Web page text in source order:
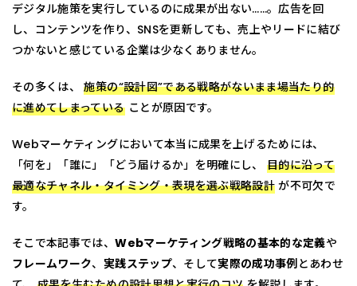
デジタル施策を実行しているのに成果が出ない……。広告を回
し、コンテンツを作り、SNSを更新しても、売上やリードに結び
つかないと感じている企業は少なくありません。
その多くは、施策の“設計図”である戦略がないまま場当たり的
に進めてしまっていることが原因です。
Webマーケティングにおいて本当に成果を上げるためには、
「何を」「誰に」「どう届けるか」を明確にし、目的に沿って
最適なチャネル・タイミング・表現を選ぶ戦略設計 が不可欠で
す。
そこで本記事では、Webマーケティング戦略の基本的な定義や
フレームワーク、 実践ステップ、そして実際の成功事例とあわせ